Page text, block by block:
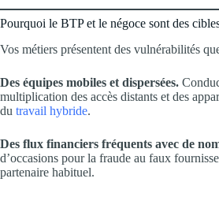
Pourquoi le BTP et le négoce sont des
Vos métiers présentent des vulnérabilités
Des équipes mobiles et dispersées.
multiplication des accès distants et des
du travail hybride.
Des flux financiers fréquents avec de
d’occasions pour la fraude au faux
partenaire habituel.